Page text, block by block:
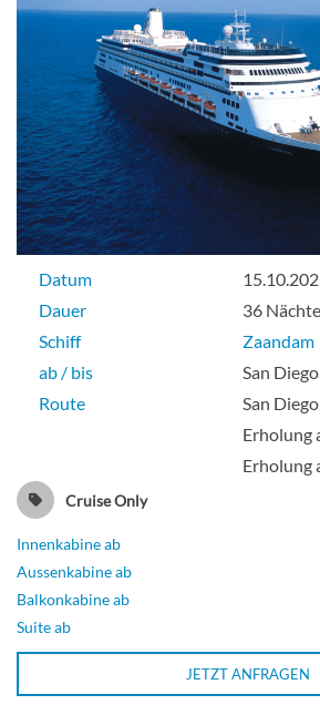
Große Kabine mit Meerblick-[D]
Delphin-Deck
Aussenkabine
Große Kabine mit Meerblick-[DA]
Hauptdeck
Aussenkabine
Hauptdeck
Datum
Dauer
36 Nächte
Schiff
Zaandam
ab / bis
San
Route
San
Erholung
Erholung
Cruise Only
Innenkabine ab
Aussenkabine ab
Balkonkabine ab
Suite ab
JETZT ANFRAGEN